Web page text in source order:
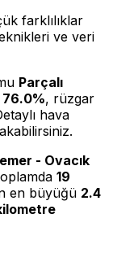
farklılıklar
ve veri
Parçalı
76.0%, rüzgar
hava
- Ovacık
19
en büyüğü 2.4